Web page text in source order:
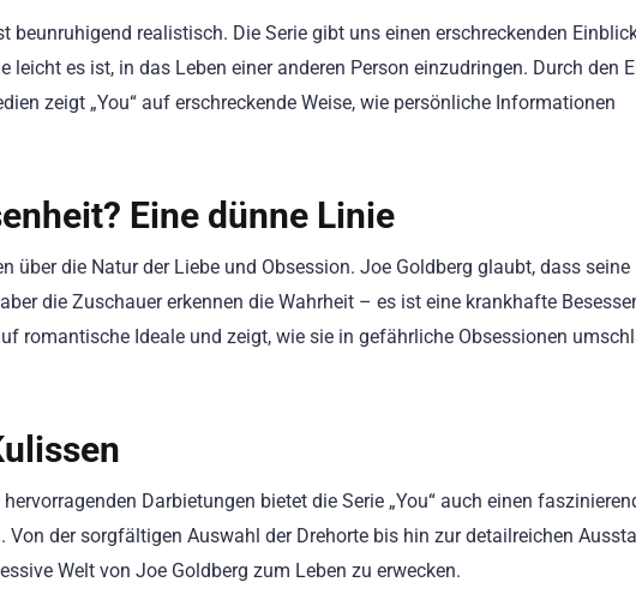
beunruhigend realistisch. Die Serie gibt uns einen erschreckenden
leicht es ist, in das Leben einer anderen Person einzudringen. Durch den
zeigt „You“ auf erschreckende Weise, wie persönliche Informationen
Eine dünne Linie
über die Natur der Liebe und Obsession. Joe Goldberg glaubt, dass seine
die Zuschauer erkennen die Wahrheit – es ist eine krankhafte
romantische Ideale und zeigt, wie sie in gefährliche Obsessionen
Darbietungen bietet die Serie „You“ auch einen
Von der sorgfältigen Auswahl der Drehorte bis hin zur detailreichen
Welt von Joe Goldberg zum Leben zu erwecken.